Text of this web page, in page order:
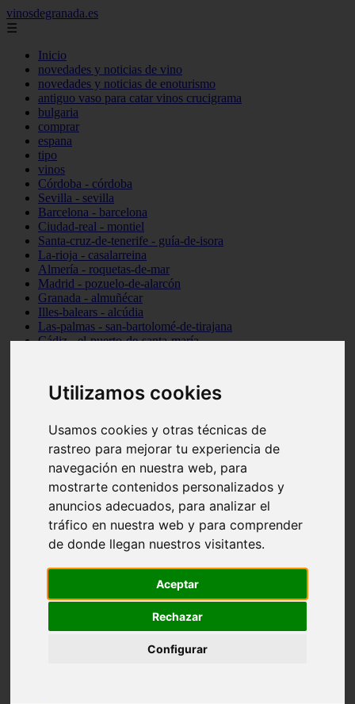
Utilizamos cookies
Usamos cookies y otras técnicas de
rastreo para mejorar tu experiencia de
navegación en nuestra web, para
mostrarte contenidos personalizados y
anuncios adecuados, para analizar el
tráfico en nuestra web y para comprender
de donde llegan nuestros visitantes.
Aceptar
Rechazar
Configurar
vinosdegranada.es
☰
Inicio
novedades y noticias de vino
novedades y noticias de enoturismo
antiguo vaso para catar vinos crucigrama
bulgaria
comprar
espana
tipo
vinos
Córdoba - córdoba
Sevilla - sevilla
Barcelona - barcelona
Ciudad-real - montiel
Santa-cruz-de-tenerife - guía-de-isora
La-rioja - casalarreina
Almería - roquetas-de-mar
Madrid - pozuelo-de-alarcón
Granada - almuñécar
Illes-balears - alcúdia
Las-palmas - san-bartolomé-de-tirajana
Cádiz - el-puerto-de-santa-maría
Santa-cruz-de-tenerife - los-llanos-de-aridane
Cantabria - suances
Granada - monachil
Huesca - isábena
Huesca - alquézar
Huesca - castejón-de-sos
Sevilla - marinaleda
Córdoba - almedinilla
Navarra - zangoza
Cantabria - arenas-de-iguña
Barcelona - la-pobla-de-lillet
Las-palmas - yaiza
Valladolid - fuensaldaña